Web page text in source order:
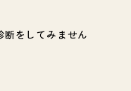
断をしてみません